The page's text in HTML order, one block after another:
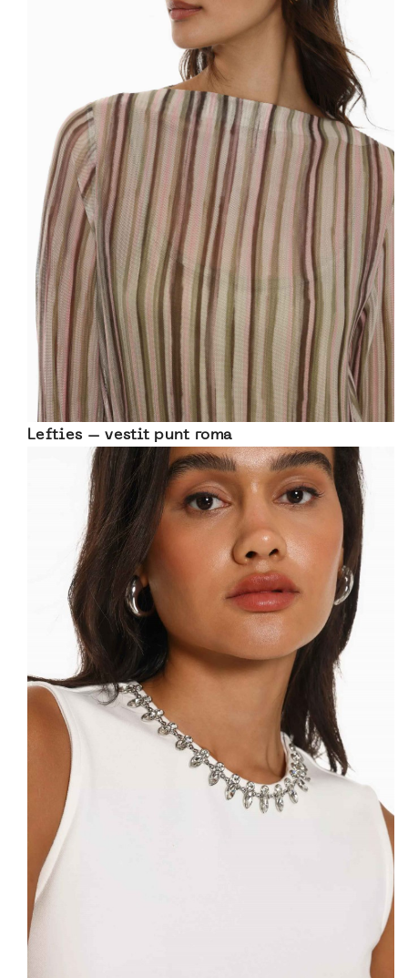
Lefties – vestit punt roma